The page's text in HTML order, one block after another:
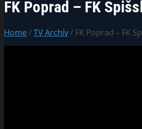
FK Poprad – FK
Home/TV Archív/ FK Poprad – FK